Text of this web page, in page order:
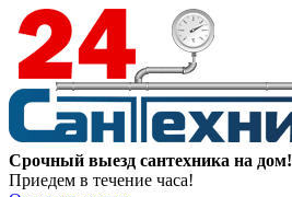
Срочный выезд сантехника на дом!
Приедем в течение часа!